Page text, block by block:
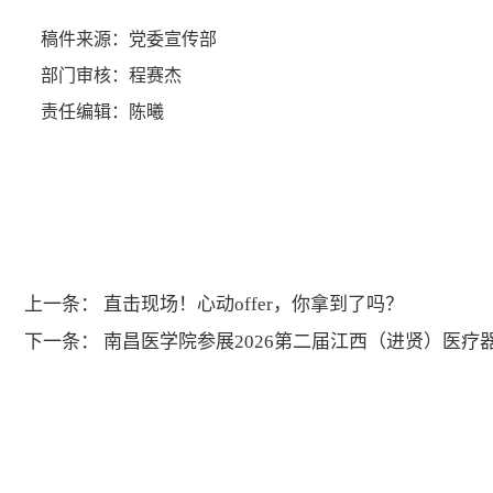
稿件来源：党委宣传部
部门审核：程赛杰
责任编辑：陈曦
上一条：
直击现场！心动offer，你拿到了吗？
下一条：
南昌医学院参展2026第二届江西（进贤）医疗